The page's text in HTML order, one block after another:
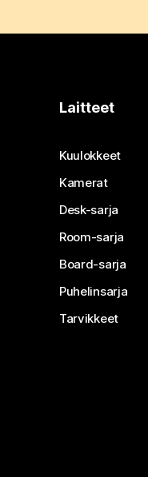
Laitteet
Kuulokkeet
Kamerat
Desk-sarja
Room-sarja
Board-sarja
Puhelinsarja
Tarvikkeet